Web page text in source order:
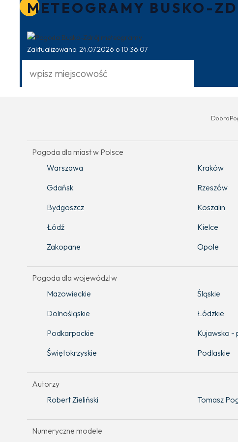
METEOGRAMY BUSKO-
Zaktualizowano: 24.07.2026 o 10:36:07
Pogoda dla miast w Polsce
Warszawa
Kraków
Gdańsk
Rzeszów
Bydgoszcz
Koszalin
Łódź
Kielce
Zakopane
Opole
Pogoda dla województw
Mazowieckie
Śląskie
Dolnośląskie
Łódzkie
Podkarpackie
Kujawsko -
Świętokrzyskie
Podlaskie
Autorzy
Robert Zieliński
Tomasz
Numeryczne modele